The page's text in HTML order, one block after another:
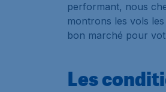
performant, nous
montrons les vols
bon marché pour
Les